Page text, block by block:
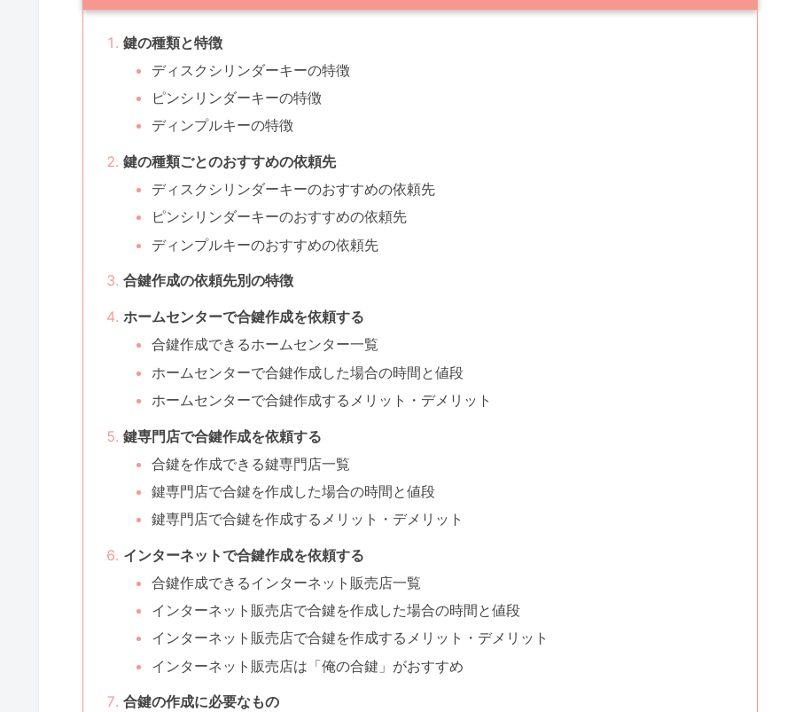
鍵の種類と特徴
ディスクシリンダーキーの特徴
ピンシリンダーキーの特徴
ディンプルキーの特徴
鍵の種類ごとのおすすめの依頼先
ディスクシリンダーキーのおすすめの依頼先
ピンシリンダーキーのおすすめの依頼先
ディンプルキーのおすすめの依頼先
合鍵作成の依頼先別の特徴
ホームセンターで合鍵作成を依頼する
合鍵作成できるホームセンター一覧
ホームセンターで合鍵作成した場合の時間と値段
ホームセンターで合鍵作成するメリット・デメリット
鍵専門店で合鍵作成を依頼する
合鍵を作成できる鍵専門店一覧
鍵専門店で合鍵を作成した場合の時間と値段
鍵専門店で合鍵を作成するメリット・デメリット
インターネットで合鍵作成を依頼する
合鍵作成できるインターネット販売店一覧
インターネット販売店で合鍵を作成した場合の時間と値段
インターネット販売店で合鍵を作成するメリット・デメリット
インターネット販売店は「俺の合鍵」がおすすめ
合鍵の作成に必要なもの